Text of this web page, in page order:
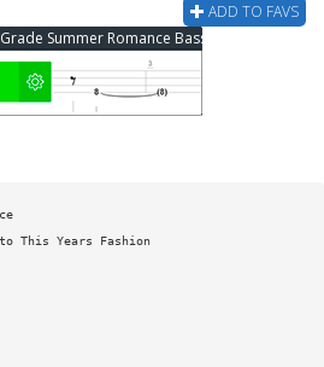
ADD TO FAVS
Summer Romance Bass Tab
This Years Fashion